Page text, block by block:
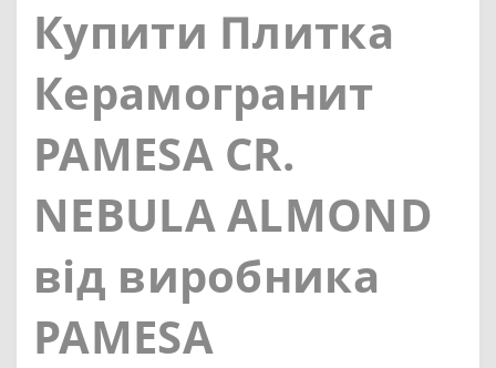
Купити Плитка
Керамогранит
PAMESA CR.
NEBULA ALMOND
від виробника
PAMESA